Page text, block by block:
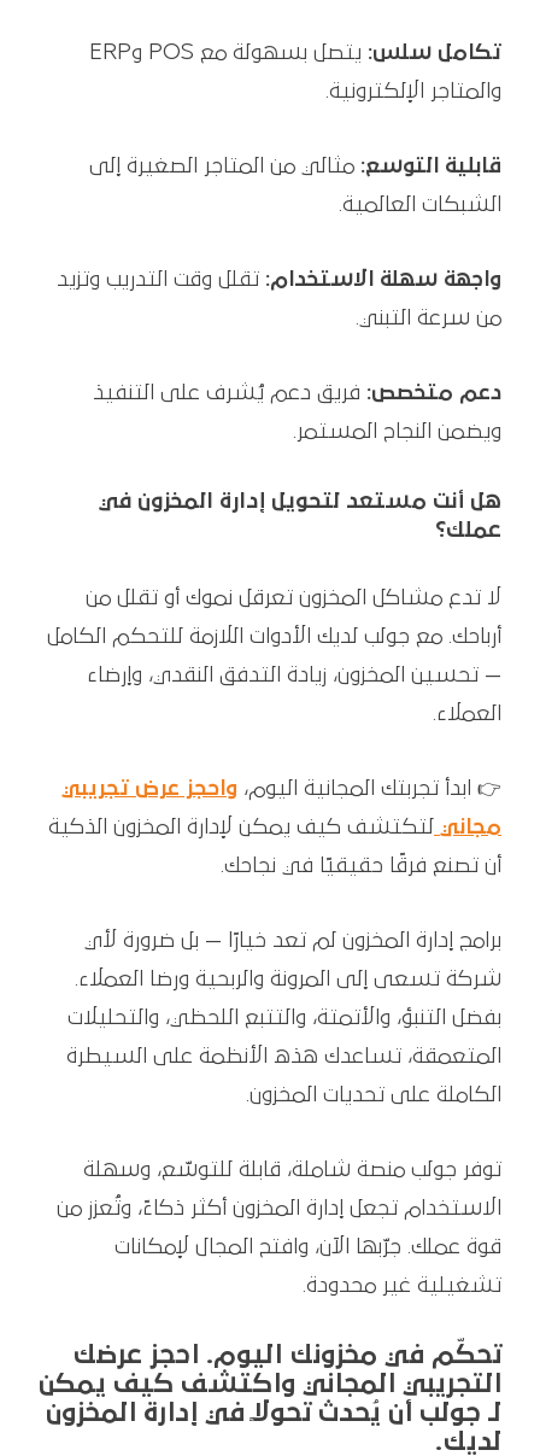
تكامل سلس:
يتصل بسهولة مع POS وERP
والمتاجر الإلكترونية.
قابلية التوسع: مثالي من المتاجر الصغيرة إلى
الشبكات العالمية.
واجهة سهلة الاستخدام: تقلل وقت التدريب وتزيد
من سرعة التبني.
دعم متخصص: فريق دعم يُشرف على التنفيذ
ويضمن النجاح المستمر.
هل أنت مستعد لتحويل إدارة المخزون في
عملك؟
لا تدع مشاكل المخزون تعرقل نموك أو تقلل من
أرباحك. مع جولب لديك الأدوات اللازمة للتحكم الكامل
— تحسين المخزون، زيادة التدفق النقدي، وإرضاء
العملاء.
👉 ابدأ تجربتك المجانية اليوم، واحجز عرض تجريبي
مجاني
لتكتشف كيف يمكن لإدارة المخزون الذكية
أن تصنع فرقًا حقيقيًا في نجاحك.
برامج إدارة المخزون لم تعد خيارًا — بل ضرورة لأي
شركة تسعى إلى المرونة والربحية ورضا العملاء.
بفضل التنبؤ، والأتمتة، والتتبع اللحظي، والتحليلات
المتعمقة، تساعدك هذه الأنظمة على السيطرة
الكاملة على تحديات المخزون.
توفر جولب منصة شاملة، قابلة للتوسّع، وسهلة
الاستخدام تجعل إدارة المخزون أكثر ذكاءً، وتُعزز من
قوة عملك. جرّبها الآن، وافتح المجال لإمكانات
تشغيلية غير محدودة.
تحكّم في مخزونك اليوم. احجز عرضك
التجريبي المجاني واكتشف كيف يمكن
لـ جولب أن يُحدث تحولًا في إدارة المخزون
لديك.